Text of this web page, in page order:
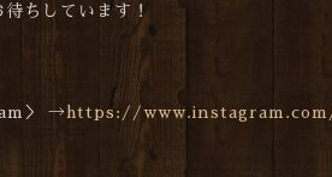
ちしています！
＞ → https://